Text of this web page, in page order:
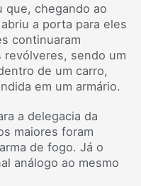
que, chegando ao
a porta para eles
continuaram
revólveres, sendo um
de um carro,
em um armário.
a delegacia da
maiores foram
de fogo. Já o
análogo ao mesmo